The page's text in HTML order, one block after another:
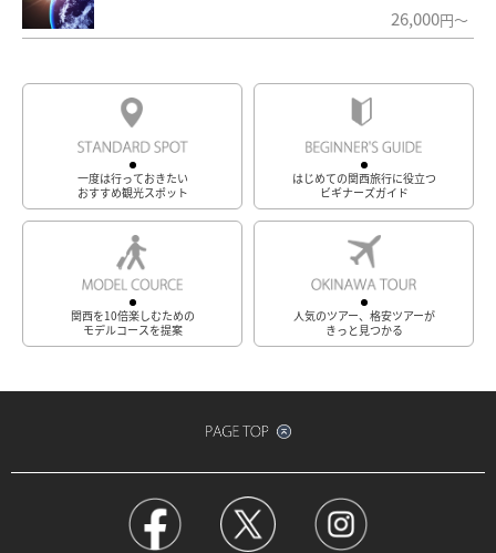
26,000円～
一度は行っておきたい
おすすめ観光スポット
はじめての関西旅行に役立つ
ビギナーズガイド
関西を10倍楽しむための
モデルコースを提案
人気のツアー、格安ツアーが
きっと見つかる